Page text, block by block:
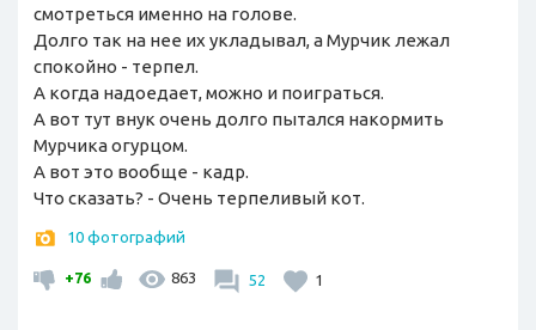
смотреться именно на голове.
Долго так на нее их укладывал, а Мурчик лежал
спокойно - терпел.
А когда надоедает, можно и поиграться.
А вот тут внук очень долго пытался накормить
Мурчика огурцом.
А вот это вообще - кадр.
Что сказать? - Очень терпеливый кот.
10 фотографий
+76 863 52 1